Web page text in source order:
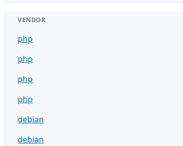
VENDOR
php
php
php
php
debian
debian